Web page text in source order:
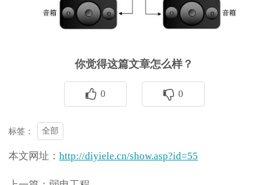
你觉得这篇文章怎么样？
0 0
标签： 全部
本文网址： http://diyiele.cn/show.asp?id=55